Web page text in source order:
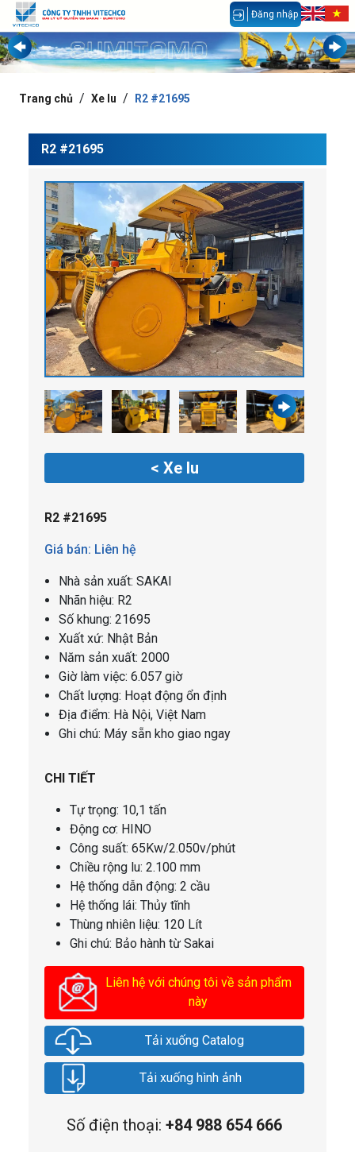
Đăng nhập
Trang chủ Xe lu R2 #21695
R2 #21695
< Xe lu
R2 #21695
Giá bán: Liên hệ
Nhà sản xuất: SAKAI
Nhãn hiệu: R2
Số khung: 21695
Xuất xứ: Nhật Bản
Năm sản xuất: 2000
Giờ làm việc: 6.057 giờ
Chất lượng: Hoạt động ổn định
Địa điểm: Hà Nội, Việt Nam
Ghi chú: Máy sẵn kho giao ngay
CHI TIẾT
Tự trọng: 10,1 tấn
Động cơ: HINO
Công suất: 65Kw/2.050v/phút
Chiều rộng lu: 2.100 mm
Hệ thống dẫn động: 2 cầu
Hệ thống lái: Thủy tĩnh
Thùng nhiên liệu: 120 Lít
Ghi chú: Bảo hành từ Sakai
Liên hệ với chúng tôi về sản phẩm
này
Tải xuống Catalog
Tải xuống hình ảnh
Số điện thoại: +84 988 654 666